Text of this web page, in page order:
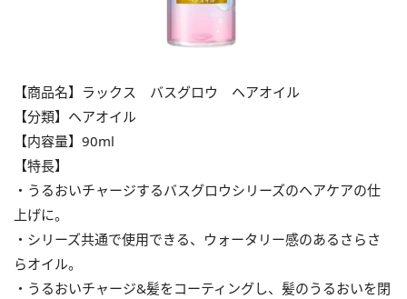
【商品名】ラックス バスグロウ ヘアオイル
【分類】ヘアオイル
【内容量】90ml
【特長】
・うるおいチャージするバスグロウシリーズのヘアケアの仕
上げに。
・シリーズ共通で使用できる、ウォータリー感のあるさらさ
らオイル。
・うるおいチャージ&髪をコーティングし、髪のうるおいを閉